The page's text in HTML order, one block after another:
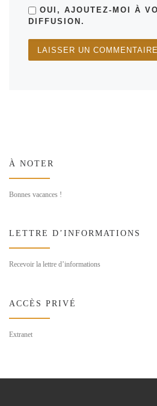
OUI, AJOUTEZ-MOI À
DIFFUSION.
À NOTER
Bonnes vacances !
LETTRE D’INFORMATIONS
Recevoir la lettre d’informations
ACCÈS PRIVÉ
Extranet